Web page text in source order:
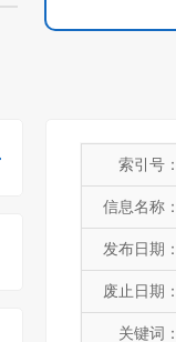
索引号：
信息名称：
发布日期：
废止日期：
关键词：